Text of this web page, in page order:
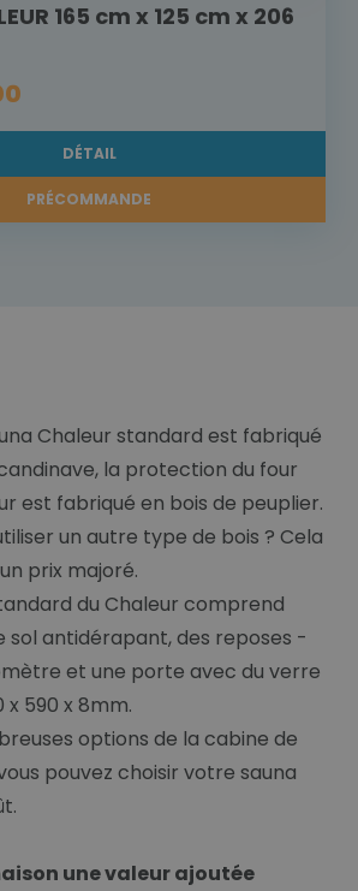
165 cm x 125 cm x 206
DÉTAIL
PRÉCOMMANDE
Chaleur standard est fabriqué
la protection du four
est fabriqué en bois de peuplier.
un autre type de bois ? Cela
prix majoré.
du Chaleur comprend
sol antidérapant, des reposes -
et une porte avec du verre
x 590 x 8mm.
options de la cabine de
pouvez choisir votre sauna
une valeur ajoutée